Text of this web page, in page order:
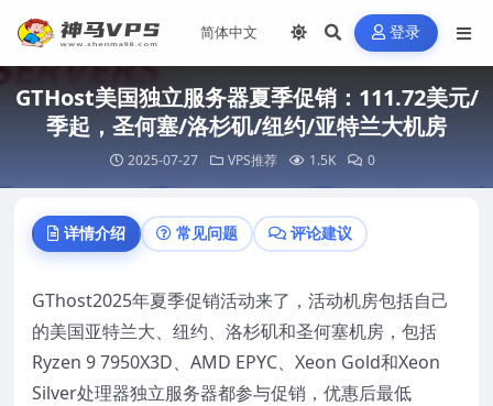
登录
GTHost美国独立服务器夏季促销：111.72美元/
季起，圣何塞/洛杉矶/纽约/亚特兰大机房
2025-07-27 VPS推荐 1.5K 0
详情介绍 常见问题 评论建议
GThost2025年夏季促销活动来了，活动机房包括自己
的美国亚特兰大、纽约、洛杉矶和圣何塞机房，包括
Ryzen 9 7950X3D、AMD EPYC、Xeon Gold和Xeon
Silver处理器独立服务器都参与促销，优惠后最低